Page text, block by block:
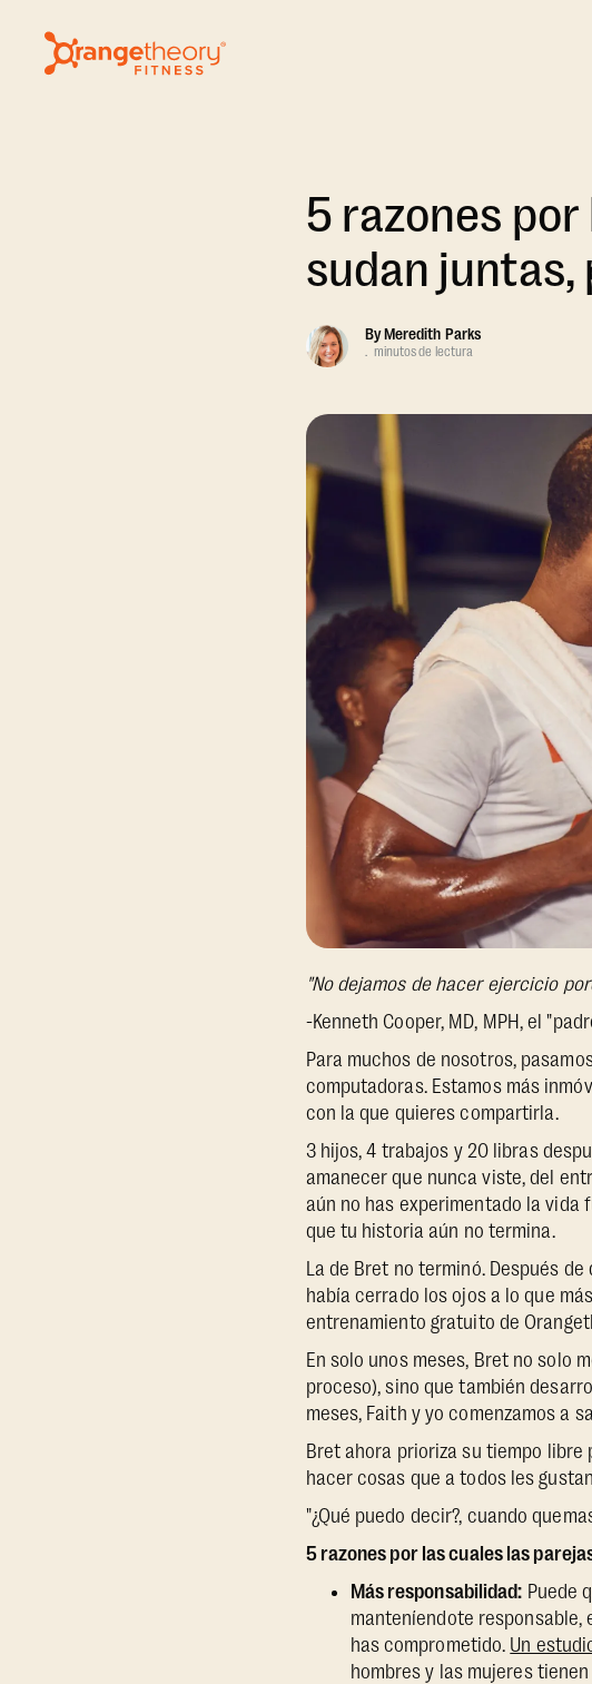
5 razones
sudan
By Meredith Parks
. minutos de lectura
"No dejamos de hacer ejercicio
-Kenneth Cooper, MD, MPH, el
Para muchos de nosotros,
computadoras. Estamos más
con la que quieres compartirla.
3 hijos, 4 trabajos y 20 libras
amanecer que nunca viste, del
aún no has experimentado la
que tu historia aún no termina.
La de Bret no terminó. Después
había cerrado los ojos a lo que
entrenamiento gratuito de
En solo unos meses, Bret no solo
proceso), sino que también
meses, Faith y yo comenzamos a
Bret ahora prioriza su tiempo libre
hacer cosas que a todos les
"¿Qué puedo decir?, cuando
5 razones por las cuales las
Más responsabilidad: Puede
manteníendote responsable,
has comprometido. Un
hombres y las mujeres